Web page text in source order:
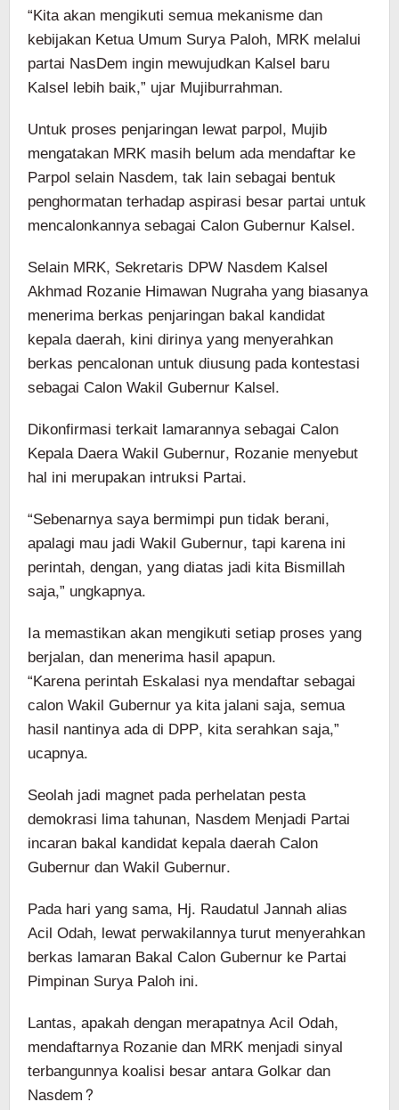
“Kita akan mengikuti semua mekanisme dan
kebijakan Ketua Umum Surya Paloh, MRK melalui
partai NasDem ingin mewujudkan Kalsel baru
Kalsel lebih baik,” ujar Mujiburrahman.
Untuk proses penjaringan lewat parpol, Mujib
mengatakan MRK masih belum ada mendaftar ke
Parpol selain Nasdem, tak lain sebagai bentuk
penghormatan terhadap aspirasi besar partai untuk
mencalonkannya sebagai Calon Gubernur Kalsel.
Selain MRK, Sekretaris DPW Nasdem Kalsel
Akhmad Rozanie Himawan Nugraha yang biasanya
menerima berkas penjaringan bakal kandidat
kepala daerah, kini dirinya yang menyerahkan
berkas pencalonan untuk diusung pada kontestasi
sebagai Calon Wakil Gubernur Kalsel.
Dikonfirmasi terkait lamarannya sebagai Calon
Kepala Daera Wakil Gubernur, Rozanie menyebut
hal ini merupakan intruksi Partai.
“Sebenarnya saya bermimpi pun tidak berani,
apalagi mau jadi Wakil Gubernur, tapi karena ini
perintah, dengan, yang diatas jadi kita Bismillah
saja,” ungkapnya.
Ia memastikan akan mengikuti setiap proses yang
berjalan, dan menerima hasil apapun.
“Karena perintah Eskalasi nya mendaftar sebagai
calon Wakil Gubernur ya kita jalani saja, semua
hasil nantinya ada di DPP, kita serahkan saja,”
ucapnya.
Seolah jadi magnet pada perhelatan pesta
demokrasi lima tahunan, Nasdem Menjadi Partai
incaran bakal kandidat kepala daerah Calon
Gubernur dan Wakil Gubernur.
Pada hari yang sama, Hj. Raudatul Jannah alias
Acil Odah, lewat perwakilannya turut menyerahkan
berkas lamaran Bakal Calon Gubernur ke Partai
Pimpinan Surya Paloh ini.
Lantas, apakah dengan merapatnya Acil Odah,
mendaftarnya Rozanie dan MRK menjadi sinyal
terbangunnya koalisi besar antara Golkar dan
Nasdem?